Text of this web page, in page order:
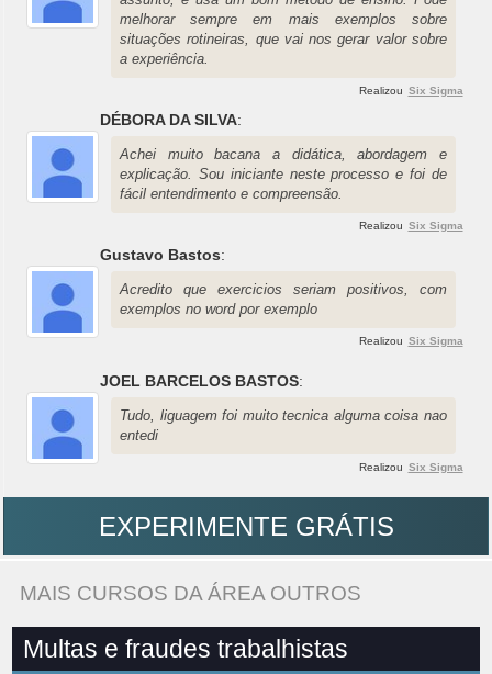
melhorar sempre em mais exemplos sobre
situações rotineiras, que vai nos gerar valor sobre
a experiência.
Realizou Six Sigma
DÉBORA DA SILVA:
Achei muito bacana a didática, abordagem e
explicação. Sou iniciante neste processo e foi de
fácil entendimento e compreensão.
Realizou Six Sigma
Gustavo Bastos:
Acredito que exercicios seriam positivos, com
exemplos no word por exemplo
Realizou Six Sigma
JOEL BARCELOS BASTOS:
Tudo, liguagem foi muito tecnica alguma coisa nao
entedi
Realizou Six Sigma
EXPERIMENTE GRÁTIS
MAIS CURSOS DA ÁREA OUTROS
Multas e fraudes trabalhistas